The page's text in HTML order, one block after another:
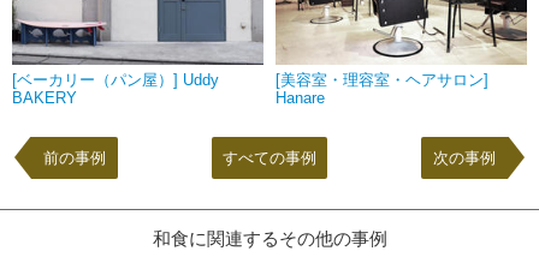
[ベーカリー（パン屋）] Uddy
BAKERY
[美容室・理容室・ヘアサロン]
Hanare
前の事例 次の事例
すべての事例
和食に関連するその他の事例